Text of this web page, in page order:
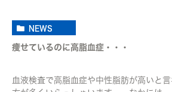
NEWS
痩せているのに高脂血症・・・
血液検査で高脂血症や中性脂肪が高いと